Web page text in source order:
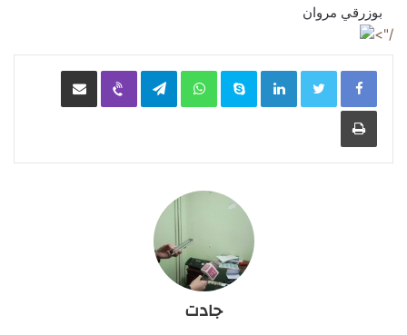
بوزرقي مروان
/">
LinkedIn
Skype
WhatsApp
Telegram
Viber مشاركة عبر البريد
طباعة
جادت